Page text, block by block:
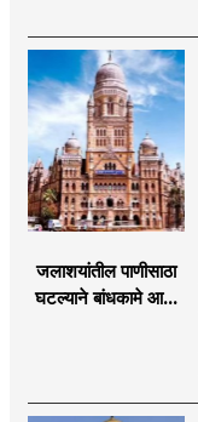
मंजुरीची प्रतीक्षा
जलाशयांतील पाणीसाठा
घटल्याने बांधकामे आणि
निर्बंध